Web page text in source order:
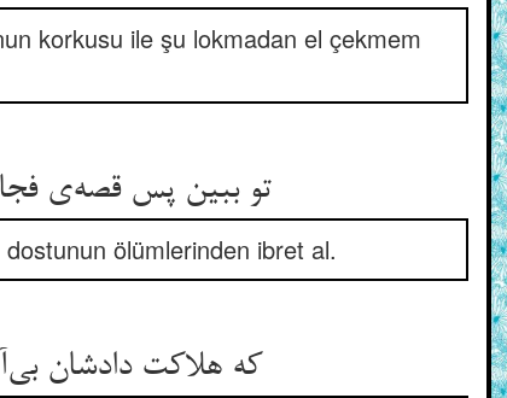
korkusu ile şu lokmadan el çekmem
تو ببین پس قصه‌ی فجار را ** پیش بنگر مرگ یار و جار را
ölümlerinden ibret al.
که هلاکت دادشان بی‌آلتی ** او قرین تست در هر حالتی